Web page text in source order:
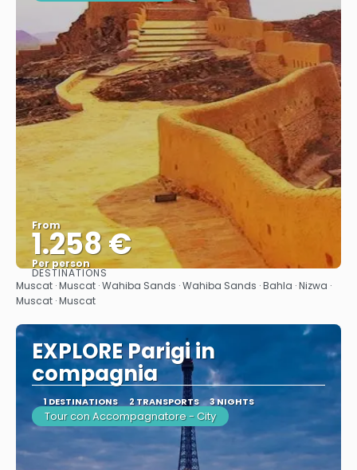
From
1.258 €
Per person
See
DESTINATIONS
Muscat · Muscat · Wahiba Sands · Wahiba Sands · Bahla · Nizwa ·
Muscat · Muscat
EXPLORE Parigi in
compagnia
1 DESTINATIONS 2 TRANSPORTS 3 NIGHTS
Tour con Accompagnatore - City